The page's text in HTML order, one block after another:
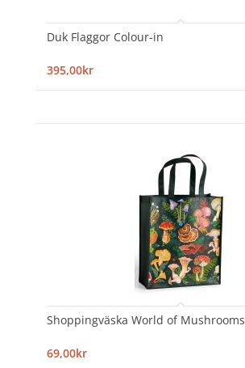
Duk Flaggor Colour-in
395,00kr
Shoppingväska World of Mushrooms
69,00kr